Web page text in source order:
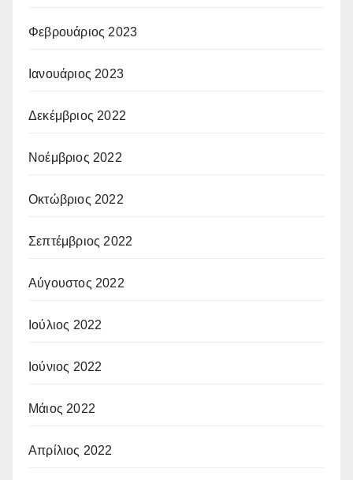
Φεβρουάριος 2023
Ιανουάριος 2023
Δεκέμβριος 2022
Νοέμβριος 2022
Οκτώβριος 2022
Σεπτέμβριος 2022
Αύγουστος 2022
Ιούλιος 2022
Ιούνιος 2022
Μάιος 2022
Απρίλιος 2022